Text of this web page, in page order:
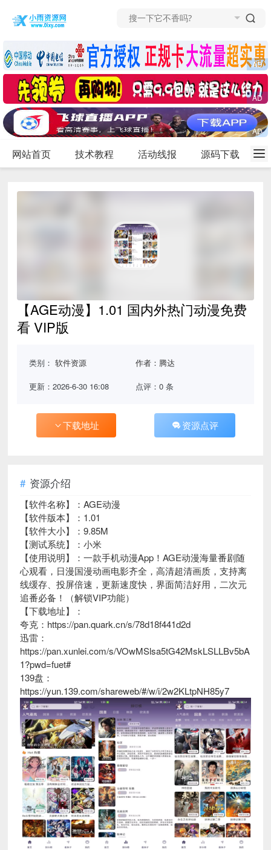
网站首页 技术教程 活动线报 源码下载
【AGE动漫】1.01 国内外热门动漫免费
看 VIP版
类别：软件资源 作者：腾达
更新：2026-6-30 16:08 点评：0 条
下载地址 资源点评
资源介绍
【软件名称】：AGE动漫
【软件版本】：1.01
【软件大小】：9.85M
【测试系统】：小米
【使用说明】：一款手机动漫App！AGE动漫海量番剧随
心观看，日漫国漫动画电影齐全，高清超清画质，支持离
线缓存、投屏倍速，更新速度快，界面简洁好用，二次元
追番必备！（解锁VIP功能）
【下载地址】：
夸克：https://pan.quark.cn/s/78d18f441d2d
迅雷：
https://pan.xunlei.com/s/VOwMSlsa5tG42MskLSLLBv5bA
1?pwd=fuet#
139盘：
https://yun.139.com/shareweb/#/w/i/2w2KLtpNH85y7